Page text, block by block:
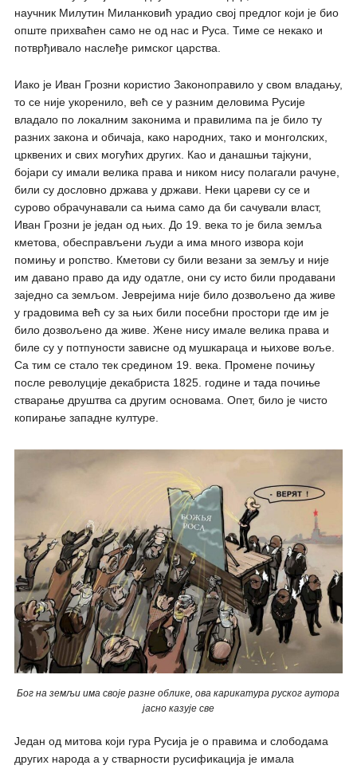
научник Милутин Миланковић урадио свој предлог који је био
опште прихваћен само не од нас и Руса. Тиме се некако и
потврђивало наслеђе римског царства.
Иако је Иван Грозни користио Законоправило у свом владању,
то се није укоренило, већ се у разним деловима Русије
владало по локалним законима и правилима па је било ту
разних закона и обичаја, како народних, тако и монголских,
црквених и свих могућих других. Као и данашњи тајкуни,
бојари су имали велика права и ником нису полагали рачуне,
били су дословно држава у држави. Неки цареви су се и
сурово обрачунавали са њима само да би сачували власт,
Иван Грозни је један од њих. До 19. века то је била земља
кметова, обесправљени људи а има много извора који
помињу и ропство. Кметови су били везани за земљу и није
им давано право да иду одатле, они су исто били продавани
заједно са земљом. Јеврејима није било дозвољено да живе
у градовима већ су за њих били посебни простори где им је
било дозвољено да живе. Жене нису имале велика права и
биле су у потпуности зависне од мушкараца и њихове воље.
Са тим се стало тек средином 19. века. Промене почињу
после револуције декабриста 1825. године и тада почиње
стварање друштва са другим основама. Опет, било је чисто
копирање западне културе.
Бог на земљи има своје разне облике, ова карикатура руског аутора
јасно казује све
Један од митова који гура Русија је о правима и слободама
других народа а у стварности русификација је имала